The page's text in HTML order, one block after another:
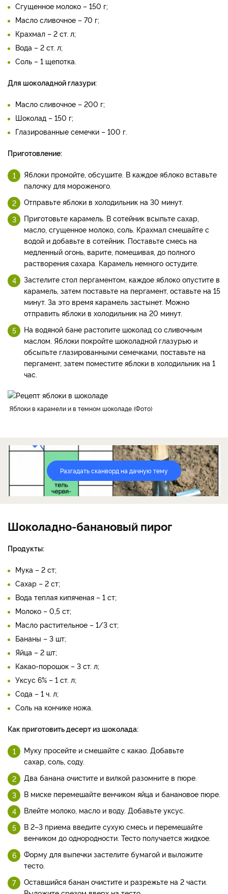
Сгущенное молоко – 150 г;
Масло сливочное – 70 г;
Крахмал – 2 ст. л;
Вода – 2 ст. л;
Соль – 1 щепотка.
Для шоколадной глазури:
Масло сливочное – 200 г;
Шоколад – 150 г;
Глазированные семечки – 100 г.
Приготовление:
Яблоки промойте, обсушите. В каждое яблоко вставьте
палочку для мороженого.
Отправьте яблоки в холодильник на 30 минут.
Приготовьте карамель. В сотейник всыпьте сахар,
масло, сгущенное молоко, соль. Крахмал смешайте с
водой и добавьте в сотейник. Поставьте смесь на
медленный огонь, варите, помешивая, до полного
растворения сахара. Карамель немного остудите.
Застелите стол пергаментом, каждое яблоко опустите в
карамель, затем поставьте на пергамент, оставьте на 15
минут. За это время карамель застынет. Можно
отправить яблоки в холодильник на 20 минут.
На водяной бане растопите шоколад со сливочным
маслом. Яблоки покройте шоколадной глазурью и
обсыпьте глазированными семечками, поставьте на
пергамент, затем поместите яблоки в холодильник на 1
час.
яблоки в карамели и в темном шоколаде. Фото
Разгадать сканворд на дачную тему
Шоколадно-банановый пирог
Продукты:
Мука – 2 ст;
Сахар – 2 ст;
Вода теплая кипяченая – 1 ст;
Молоко – 0,5 ст;
Масло растительное – 1/3 ст;
Бананы – 3 шт;
Яйца – 2 шт;
Какао-порошок – 3 ст. л;
Уксус 6% – 1 ст. л;
Сода – 1 ч. л;
Соль на кончике ножа.
Как приготовить десерт из шоколада:
Муку просейте и смешайте с какао. Добавьте
сахар, соль, соду.
Два банана очистите и вилкой разомните в пюре.
В миске перемешайте венчиком яйца и банановое пюре.
Влейте молоко, масло и воду. Добавьте уксус.
В 2–3 приема введите сухую смесь и перемешайте
венчиком до однородности. Тесто получается жидкое.
Форму для выпечки застелите бумагой и выложите
тесто.
Оставшийся банан очистите и разрежьте на 2 части.